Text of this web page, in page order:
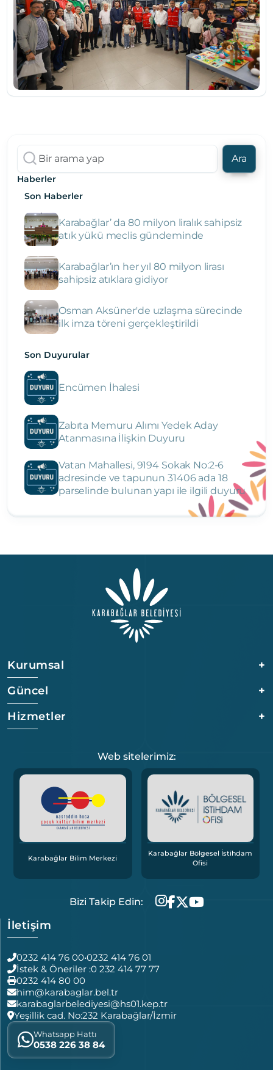
Ara
Haberler
Son Haberler
Karabağlar’ da 80 milyon liralık sahipsiz
atık yükü meclis gündeminde
Karabağlar’ın her yıl 80 milyon lirası
sahipsiz atıklara gidiyor
Osman Aksüner'de uzlaşma sürecinde
ilk imza töreni gerçekleştirildi
Son Duyurular
Encümen İhalesi
Zabıta Memuru Alımı Yedek Aday
Atanmasına İlişkin Duyuru
Vatan Mahallesi, 9194 Sokak No:2-6
adresinde ve tapunun 31406 ada 18
parselinde bulunan yapı ile ilgili duyuru
Kurumsal
+
Güncel
+
Hizmetler
+
Web sitelerimiz:
Karabağlar Bilim Merkezi
Karabağlar Bölgesel İstihdam
Ofisi
Bizi Takip Edin:
İletişim
0232 414 76 00•0232 414 76 01
İstek & Öneriler :0 232 414 77 77
0232 414 80 00
him@karabaglar.bel.tr
karabaglarbelediyesi@hs01.kep.tr
Yeşillik cad. No:232 Karabağlar/İzmir
Whatsapp Hattı
0538 226 38 84